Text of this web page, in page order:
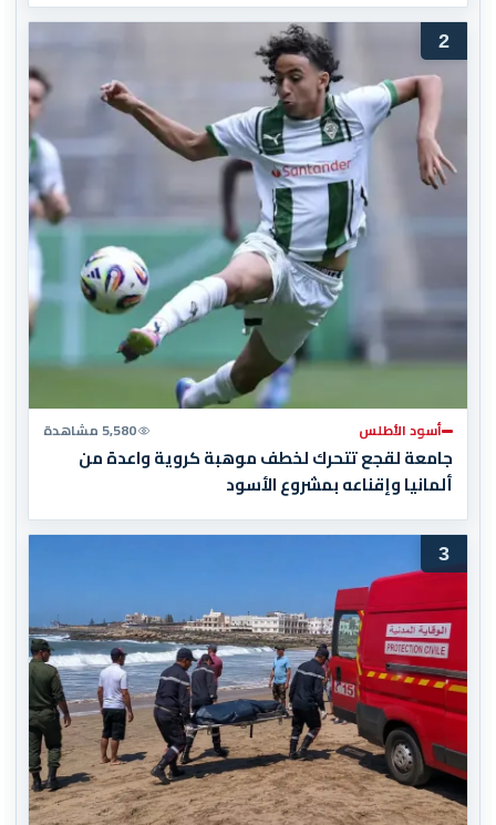
2
أسود الأطلس 5,580 مشاهدة
جامعة لقجع تتحرك لخطف موهبة كروية واعدة من
ألمانيا وإقناعه بمشروع الأسود
3